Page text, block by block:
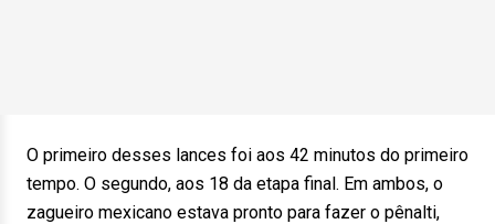
O primeiro desses lances foi aos 42 minutos do primeiro
tempo. O segundo, aos 18 da etapa final. Em ambos, o
zagueiro mexicano estava pronto para fazer o pênalti,